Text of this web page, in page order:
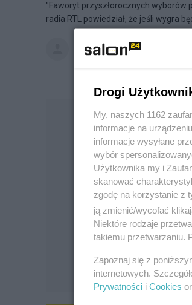
"Faworyt przyszłorocznych wyborów
radia RTL powiedział, że jeśli wygra
wieśniak na bloguprzemyślenia
Drogi
My, naszych 1162
informacje na
informacje wysyłane
wybór
Użytkownika my i
skanować
zgodę na korzystanie z
ją zmienić/wycofać
Niektóre rodzaje
takiemu przetwarzaniu.
Zapoznaj się z
internetowych.
Prywatności i Cookies